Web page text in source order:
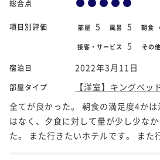
総合点
項目別評価 部屋 5 風呂 5 朝食
接客・サービス 5 その
宿泊日 2022年3月11日
部屋タイプ
【洋室】キングベ
全てが良かった。 朝食の満足度4か
はなく、夕食に対して量が少し少な
た。 また行きたいホテルです。 また